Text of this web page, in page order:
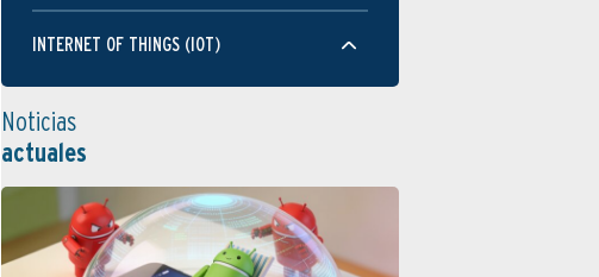
INTERNET OF THINGS (IOT)
Noticias
actuales